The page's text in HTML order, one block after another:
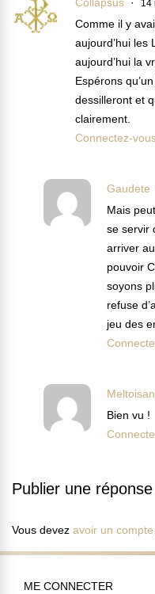
14
Comme il y
aujourd’hui les
aujourd’hui la
Espérons
dessilleront et
clairement.
Connectez-
Gaudete
Mais
se servir
arriver
pouvoir
soyons
refuse
jeu des
Meltoisan
Bien vu !
Publier une réponse
Vous devez avoir un compte
ME CONNECTER